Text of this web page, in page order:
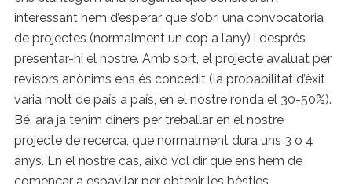
interessant hem d’esperar que s’obri una convocatòria
de projectes (normalment un cop a l’any) i després
presentar-hi el nostre. Amb sort, el projecte avaluat per
revisors anònims ens és concedit (la probabilitat d’èxit
varia molt de país a país, en el nostre ronda el 30-50%).
Bé, ara ja tenim diners per treballar en el nostre
projecte de recerca, que normalment dura uns 3 o 4
anys. En el nostre cas, això vol dir que ens hem de
començar a espavilar per obtenir les bèsties